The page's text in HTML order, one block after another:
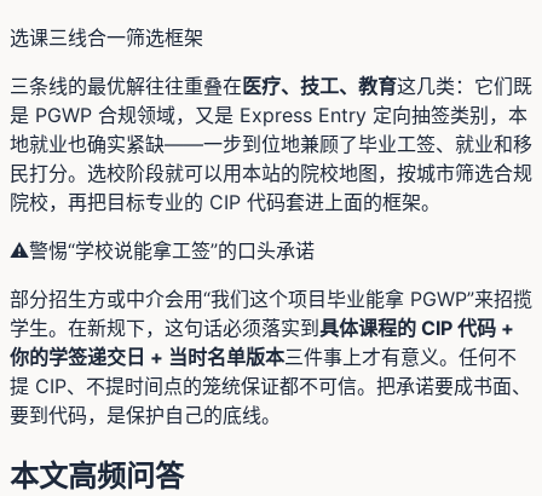
选课三线合一筛选框架
三条线的最优解往往重叠在 医疗、技工、教育这几类：它们既
是 PGWP 合规领域，又是 Express Entry 定向抽签类别，本
地就业也确实紧缺——一步到位地兼顾了毕业工签、就业和移
民打分。选校阶段就可以用本站的院校地图，按城市筛选合规
院校，再把目标专业的 CIP 代码套进上面的框架。
⚠️警惕“学校说能拿工签”的口头承诺
部分招生方或中介会用“我们这个项目毕业能拿 PGWP”来招揽
学生。在新规下，这句话必须落实到 具体课程的 CIP 代码 +
你的学签递交日 + 当时名单版本三件事上才有意义。任何不
提 CIP、不提时间点的笼统保证都不可信。把承诺要成书面、
要到代码，是保护自己的底线。
本文高频问答